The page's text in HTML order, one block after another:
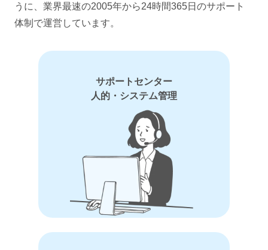
うに、 業界最速の2005年から24時間365日のサポート
体制で運営しています。
サポートセンター
人的・システム管理